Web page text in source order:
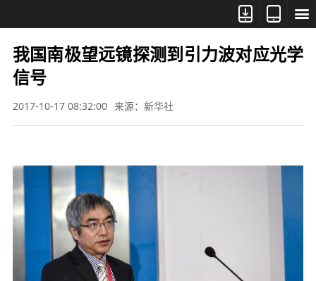



我国南极望远镜探测到引力波对应光学
信号
2017-10-17 08:32:00 来源：新华社